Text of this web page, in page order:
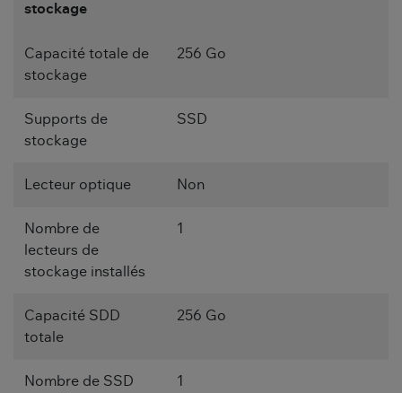
stockage
Capacité totale de
stockage
256 Go
Supports de
stockage
SSD
Lecteur optique Non
Nombre de
lecteurs de
stockage installés
1
Capacité SDD
totale
256 Go
Nombre de SSD
1